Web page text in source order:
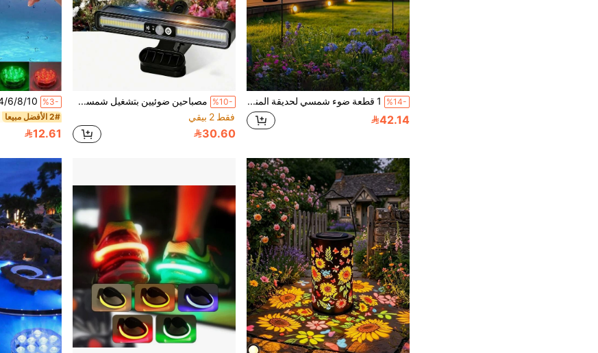
%14- 1 قطعة ضوء شمسي لحديقة المنزل بتصميم بصمة قط وفراشة وقمر، ضوء حديقة شمسي مقاوم للماء بتصميم القمر، مناسب للقبر والشرفة والحديقة والممر والديكور، هدية عيد الأم وعيد الجدة
42.14
%10-
مصباحين ضوئيين بتشغيل شمسي وحساس حركة - 3 أوضاع إضاءة، مصباح أمان قابل للتثبيت، مقاوم للماء IP65 لليلة الهالوين والكريسماس والرواق والمرآب (ضوء أبيض/ضوء دافئ)
فقط 2 بيقي
30.60
%3-
2# الأفضل مبيعا
12.61